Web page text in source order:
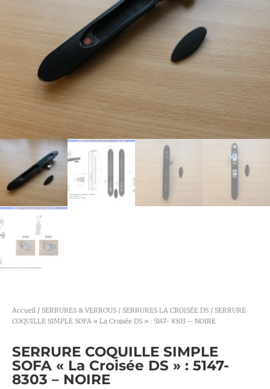
Accueil / SERRURES & VERROUS / SERRURES LA CROISÉE DS / SERRURE
COQUILLE SIMPLE SOFA « La Croisée DS » : 5147- 8303 – NOIRE
SERRURE COQUILLE SIMPLE
SOFA « La Croisée DS » : 5147-
8303 – NOIRE